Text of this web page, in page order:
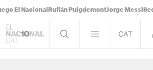
El Nacional Rufián PuigdemontJorge Messi